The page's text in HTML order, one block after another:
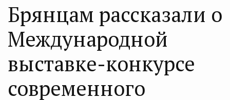
Брянцам рассказали о
Международной
выставке-конкурсе
современного